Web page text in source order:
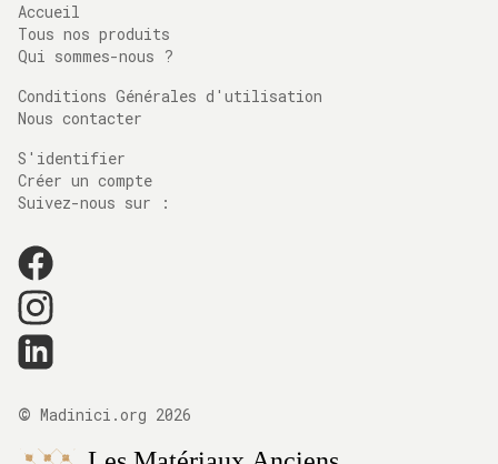
Accueil
Tous nos produits
Qui sommes-nous ?
Conditions Générales d'utilisation
Nous contacter
S'identifier
Créer un compte
Suivez-nous sur :
© Madinici.org 2026